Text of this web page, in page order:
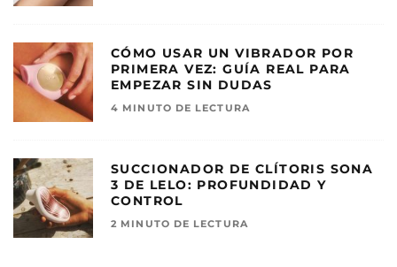
CÓMO USAR UN VIBRADOR POR
PRIMERA VEZ: GUÍA REAL PARA
EMPEZAR SIN DUDAS
4 MINUTO DE LECTURA
SUCCIONADOR DE CLÍTORIS SONA
3 DE LELO: PROFUNDIDAD Y
CONTROL
2 MINUTO DE LECTURA